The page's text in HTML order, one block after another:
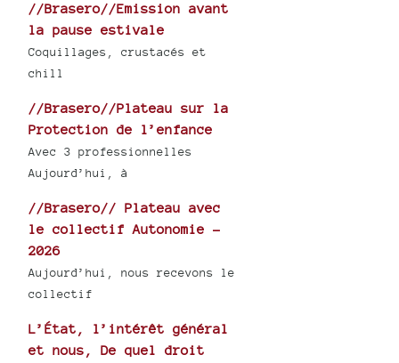
//Brasero//Emission avant
la pause estivale
Coquillages, crustacés et
chill
//Brasero//Plateau sur la
Protection de l’enfance
Avec 3 professionnelles
Aujourd’hui, à
//Brasero// Plateau avec
le collectif Autonomie -
2026
Aujourd’hui, nous recevons le
collectif
L’État, l’intérêt général
et nous, De quel droit